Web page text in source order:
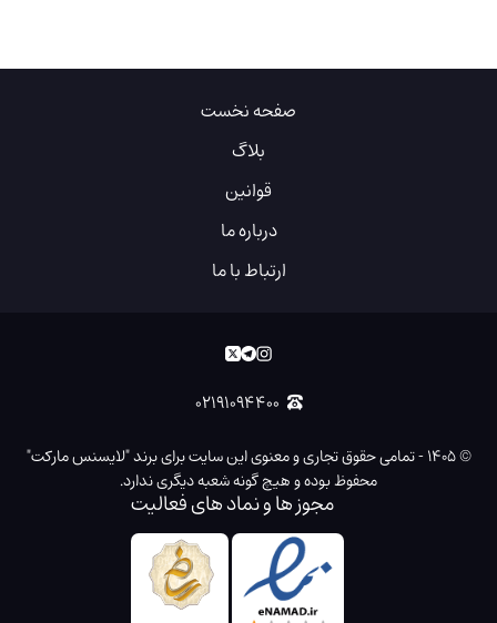
صفحه نخست
بلاگ
قوانین
درباره ما
ارتباط با ما
۰۲۱۹۱۰۹۴۴۰۰
©۱۴۰۵-تمامی حقوق تجاری و معنوی این سایت برای برند "لایسنس مارکت"
محفوظ بوده و هیچ گونه شعبه دیگری ندارد.
مجوز ها و نماد های فعالیت